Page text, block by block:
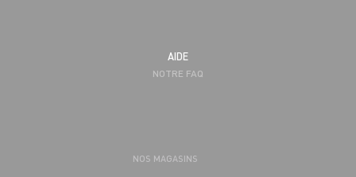
AIDE
NOTRE FAQ
NOS MAGASINS